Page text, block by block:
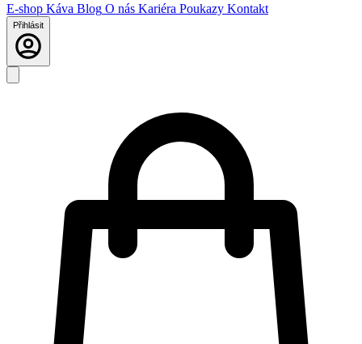
E-shop Káva Blog O nás Kariéra Poukazy Kontakt
Přihlásit